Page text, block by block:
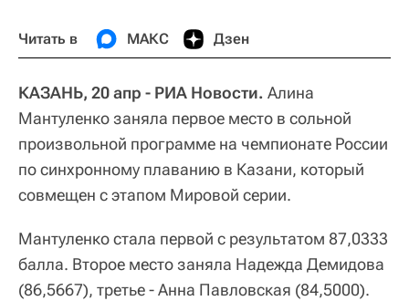
Читать в МАКС Дзен
КАЗАНЬ, 20 апр - РИА Новости. Алина
Мантуленко заняла первое место в сольной
произвольной программе на чемпионате России
по синхронному плаванию в Казани, который
совмещен с этапом Мировой серии.
Мантуленко стала первой с результатом 87,0333
балла. Второе место заняла Надежда Демидова
(86,5667), третье - Анна Павловская (84,5000).